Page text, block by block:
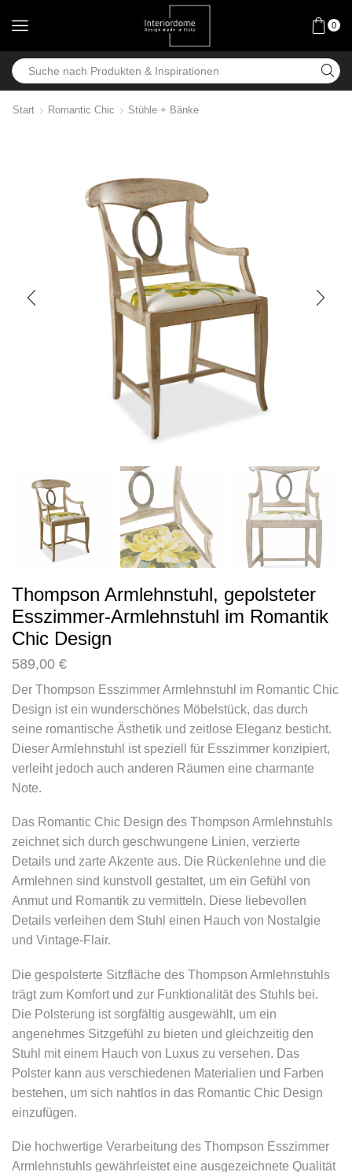
0
Start Romantic Chic Stühle + Bänke
Thompson Armlehnstuhl, gepolsteter
Esszimmer-Armlehnstuhl im Romantik
Chic Design
589,00 €
Der Thompson Esszimmer Armlehnstuhl im Romantic Chic
Design ist ein wunderschönes Möbelstück, das durch
seine romantische Ästhetik und zeitlose Eleganz besticht.
Dieser Armlehnstuhl ist speziell für Esszimmer konzipiert,
verleiht jedoch auch anderen Räumen eine charmante
Note.
Das Romantic Chic Design des Thompson Armlehnstuhls
zeichnet sich durch geschwungene Linien, verzierte
Details und zarte Akzente aus. Die Rückenlehne und die
Armlehnen sind kunstvoll gestaltet, um ein Gefühl von
Anmut und Romantik zu vermitteln. Diese liebevollen
Details verleihen dem Stuhl einen Hauch von Nostalgie
und Vintage-Flair.
Die gespolsterte Sitzfläche des Thompson Armlehnstuhls
trägt zum Komfort und zur Funktionalität des Stuhls bei.
Die Polsterung ist sorgfältig ausgewählt, um ein
angenehmes Sitzgefühl zu bieten und gleichzeitig den
Stuhl mit einem Hauch von Luxus zu versehen. Das
Polster kann aus verschiedenen Materialien und Farben
bestehen, um sich nahtlos in das Romantic Chic Design
einzufügen.
Die hochwertige Verarbeitung des Thompson Esszimmer
Armlehnstuhls gewährleistet eine ausgezeichnete Qualität